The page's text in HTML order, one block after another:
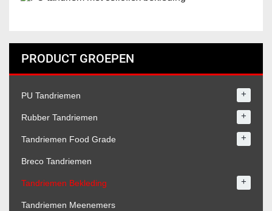
PRODUCT GROEPEN
PU Tandriemen +
Rubber Tandriemen +
Tandriemen Food Grade +
Breco Tandriemen
Tandriemen Bekleding +
Tandriemen Meenemers